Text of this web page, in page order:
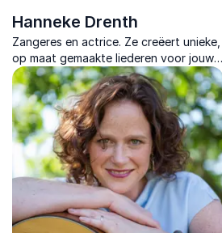
Hanneke Drenth
Zangeres en actrice. Ze creëert unieke,
op maat gemaakte liederen voor jouw
bedrijf of evenement.